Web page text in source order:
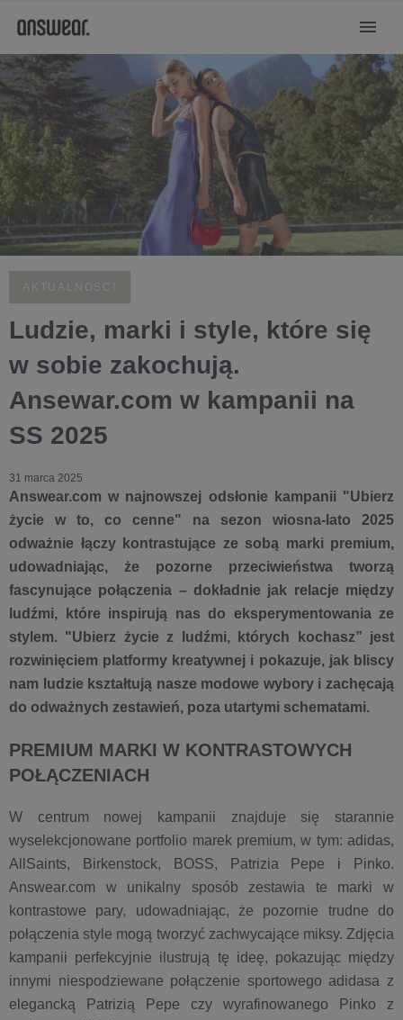
AKTUALNOŚCI
Ludzie, marki i style, które się
w sobie zakochują.
Ansewar.com w kampanii na
SS 2025
31 marca 2025
Answear.com w najnowszej odsłonie kampanii "Ubierz
życie w to, co cenne" na sezon wiosna-lato 2025
odważnie łączy kontrastujące ze sobą marki premium,
udowadniając, że pozorne przeciwieństwa tworzą
fascynujące połączenia – dokładnie jak relacje między
ludźmi, które inspirują nas do eksperymentowania ze
stylem. "Ubierz życie z ludźmi, których kochasz” jest
rozwinięciem platformy kreatywnej i pokazuje, jak bliscy
nam ludzie kształtują nasze modowe wybory i zachęcają
do odważnych zestawień, poza utartymi schematami.
PREMIUM MARKI W KONTRASTOWYCH
POŁĄCZENIACH
W centrum nowej kampanii znajduje się starannie
wyselekcjonowane portfolio marek premium, w tym: adidas,
AllSaints, Birkenstock, BOSS, Patrizia Pepe i Pinko.
Answear.com w unikalny sposób zestawia te marki w
kontrastowe pary, udowadniając, że pozornie trudne do
połączenia style mogą tworzyć zachwycające miksy. Zdjęcia
kampanii perfekcyjnie ilustrują tę ideę, pokazując między
innymi niespodziewane połączenie sportowego adidasa z
elegancką Patrizią Pepe czy wyrafinowanego Pinko z